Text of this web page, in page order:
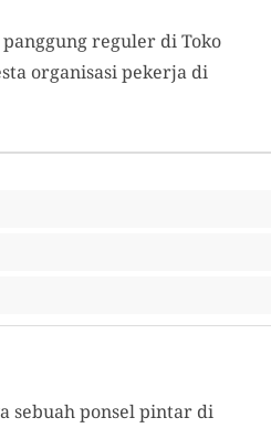
reguler di Toko
organisasi pekerja di
sebuah ponsel pintar di